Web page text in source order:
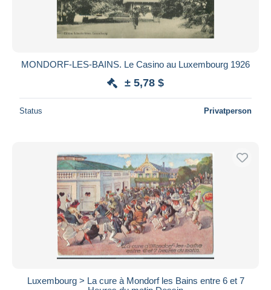
MONDORF-LES-BAINS. Le Casino au Luxembourg 1926
± 5,78 $
Status Privatperson
Luxembourg > La cure à Mondorf les Bains entre 6 et 7